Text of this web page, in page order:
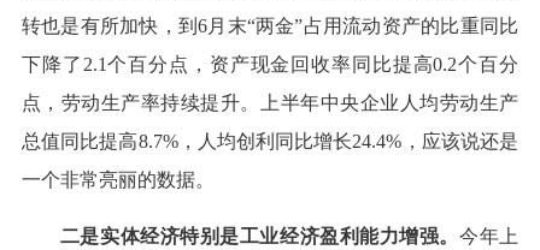
转也是有所加快，到6月末“两金”占用流动资产的比重同比
下降了2.1个百分点，资产现金回收率同比提高0.2个百分
点，劳动生产率持续提升。上半年中央企业人均劳动生产
总值同比提高8.7%，人均创利同比增长24.4%，应该说还是
一个非常亮丽的数据。
二是实体经济特别是工业经济盈利能力增强。 今年上